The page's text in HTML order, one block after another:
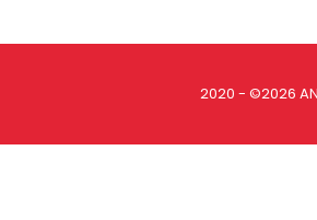
2020 - ©2026